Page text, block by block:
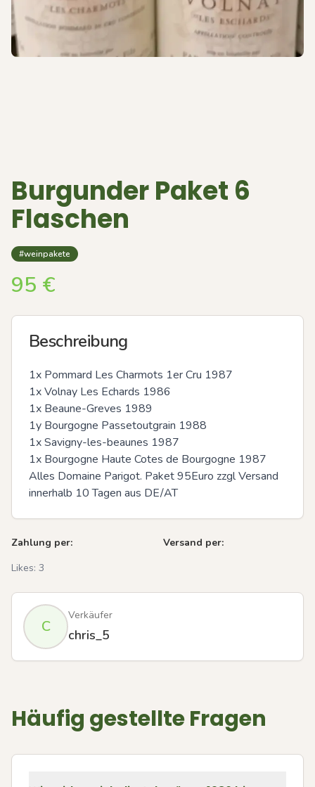
Burgunder Paket 6
Flaschen
#weinpakete
95 €
Beschreibung
1x Pommard Les Charmots 1er Cru 1987
1x Volnay Les Echards 1986
1x Beaune-Greves 1989
1y Bourgogne Passetoutgrain 1988
1x Savigny-les-beaunes 1987
1x Bourgogne Haute Cotes de Bourgogne 1987
Alles Domaine Parigot. Paket 95Euro zzgl Versand
innerhalb 10 Tagen aus DE/AT
Zahlung per:
Versand per:
Likes: 3
C
Verkäufer
chris_5
Häufig gestellte Fragen